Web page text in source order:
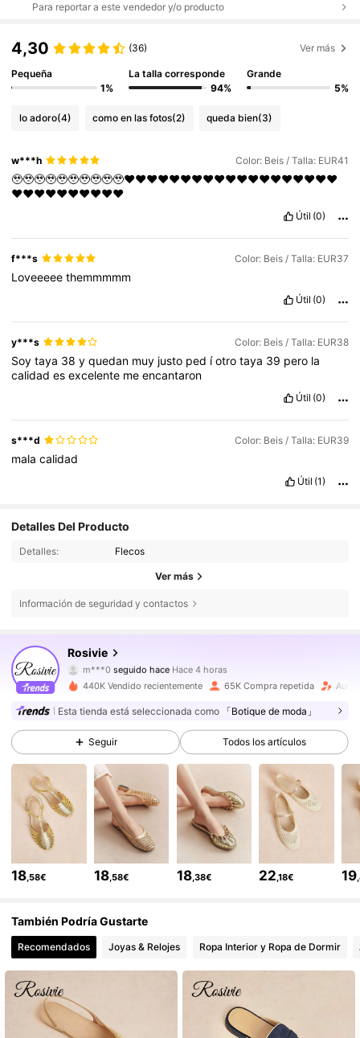
Para reportar a este vendedor y/o producto
4,30 (36) Ver más
Pequeña
1%
La talla corresponde
94%
Grande
5%
lo adoro(4) como en las fotos(2) queda bien(3)
w***h Color: Beis / Talla: EUR41
🥹🥹🥹🥹🥹🥹🥹🥹🥹🥹❤️❤️❤️❤️❤️❤️❤️❤️❤️❤️❤️❤️❤️❤️❤️❤️❤️❤️❤️
❤️❤️❤️❤️❤️❤️❤️❤️❤️❤️
Útil (0)
f***s Color: Beis / Talla: EUR37
Loveeeeethemmmmm
Útil (0)
y***s Color: Beis / Talla: EUR38
Soytaya 38yquedan muy justo ped íotrotaya 39 pero la
calidadesexcelente meencantaron
Útil (0)
s***d Color: Beis / Talla: EUR39
malacalidad
Útil (1)
Detalles Del Producto
Detalles: Flecos
Ver más
Información de seguridad y contactos
Rosivie
seguido hace
está navegando
4,70
94K Seguidores
4,70 94K Seguidores
4,70 94K Seguidores
94K Seguidores
4,70
4,70
440K Vendido recientemente 65K Compra repetida
Esta tienda está seleccionada como 「Botique de moda」
Seguir Todos los artículos
18 ,58€ 18 ,58€ 18,38€ 22 ,18€ 19
También Podría Gustarte
Recomendados Joyas & Relojes Ropa Interior y Ropa de Dormir